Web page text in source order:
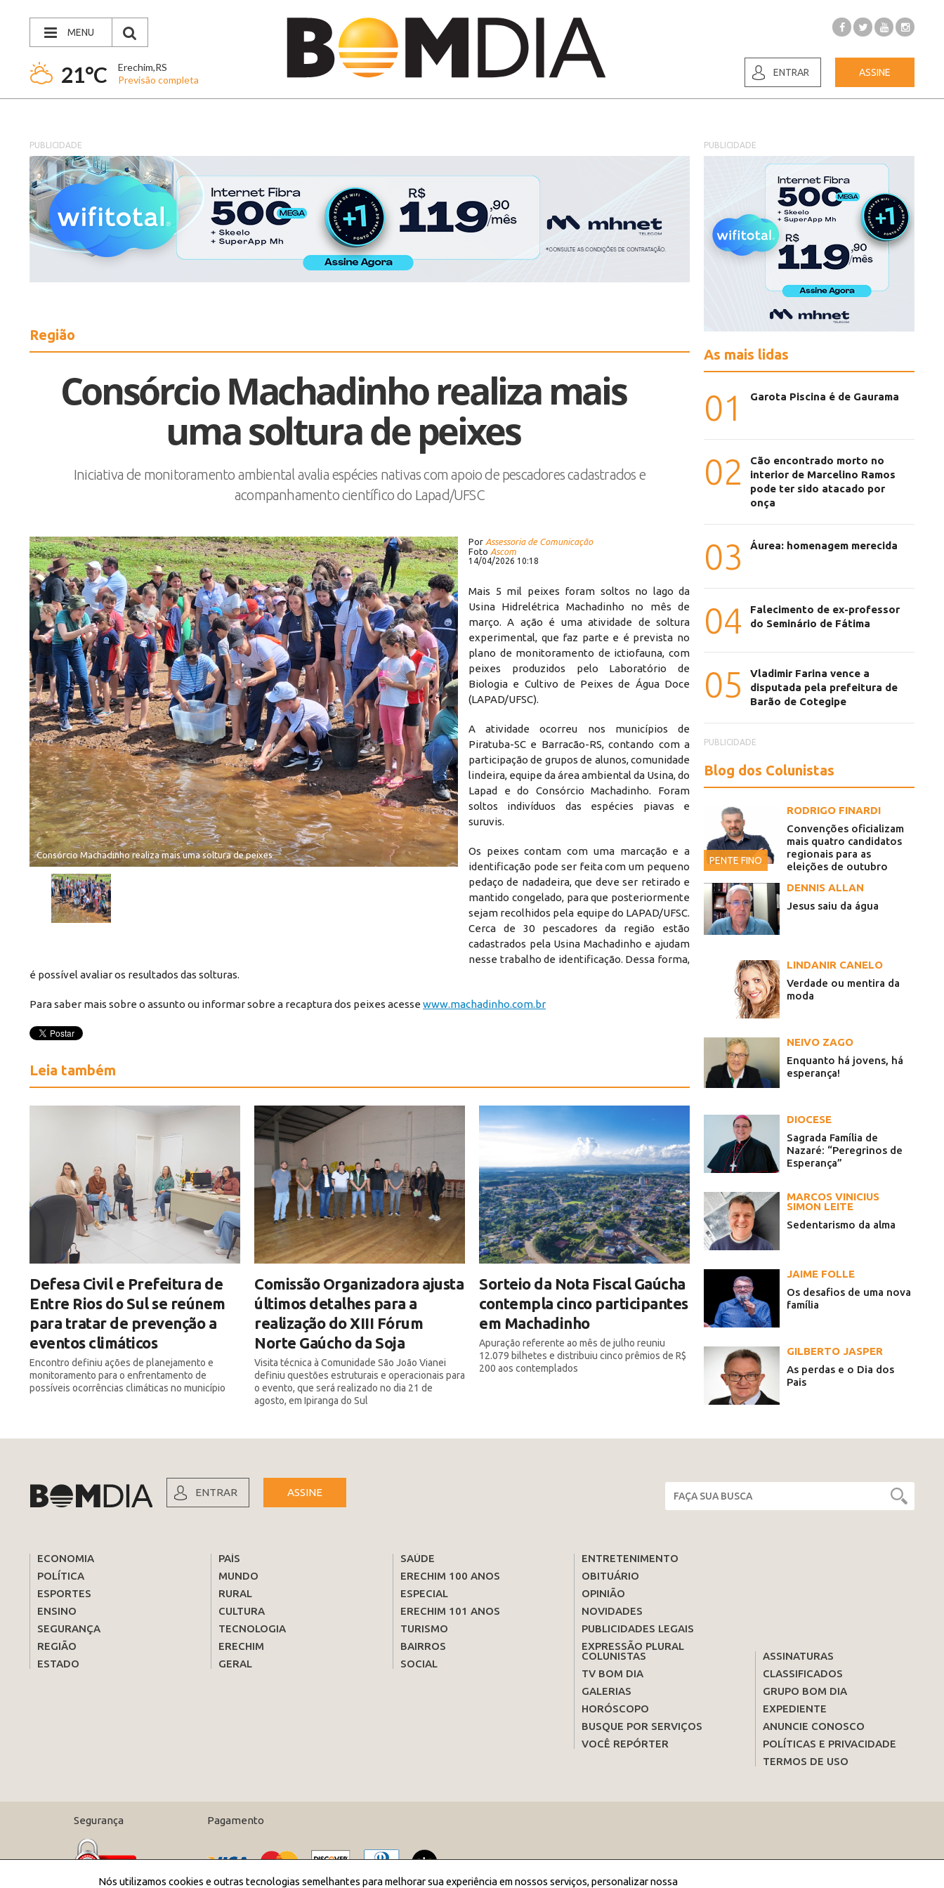
MENU
21°C
Erechim,RS
Previsão completa
ENTRAR ASSINE
PUBLICIDADE
Região
Consórcio Machadinho realiza mais
uma soltura de peixes
Iniciativa de monitoramento ambiental avalia espécies nativas com apoio de pescadores cadastrados e
acompanhamento científico do Lapad/UFSC
Consórcio Machadinho realiza mais uma soltura de peixes
Por Assessoria de Comunicação
Foto Ascom
14/04/2026 10:18
Mais 5 mil peixes foram soltos no lago da
Usina Hidrelétrica Machadinho no mês de
março. A ação é uma atividade de soltura
experimental, que faz parte e é prevista no
plano de monitoramento de ictiofauna, com
peixes produzidos pelo Laboratório de
Biologia e Cultivo de Peixes de Água Doce
(LAPAD/UFSC).
A atividade ocorreu nos municípios de
Piratuba-SC e Barracão-RS, contando com a
participação de grupos de alunos, comunidade
lindeira, equipe da área ambiental da Usina, do
Lapad e do Consórcio Machadinho. Foram
soltos indivíduos das espécies piavas e
suruvis.
Os peixes contam com uma marcação e a
identificação pode ser feita com um pequeno
pedaço de nadadeira, que deve ser retirado e
mantido congelado, para que posteriormente
sejam recolhidos pela equipe do LAPAD/UFSC.
Cerca de 30 pescadores da região estão
cadastrados pela Usina Machadinho e ajudam
nesse trabalho de identificação. Dessa forma,
é possível avaliar os resultados das solturas.
Para saber mais sobre o assunto ou informar sobre a recaptura dos peixes acesse www.machadinho.com.br
Leia também
Defesa Civil e Prefeitura de
Entre Rios do Sul se reúnem
para tratar de prevenção a
eventos climáticos
Encontro definiu ações de planejamento e
monitoramento para o enfrentamento de
possíveis ocorrências climáticas no município
Comissão Organizadora ajusta
últimos detalhes para a
realização do XIII Fórum
Norte Gaúcho da Soja
Visita técnica à Comunidade São João Vianei
definiu questões estruturais e operacionais para
o evento, que será realizado no dia 21 de
agosto, em Ipiranga do Sul
Sorteio da Nota Fiscal Gaúcha
contempla cinco participantes
em Machadinho
Apuração referente ao mês de julho reuniu
12.079 bilhetes e distribuiu cinco prêmios de R$
200 aos contemplados
PUBLICIDADE
As mais lidas
01 Garota Piscina é de Gaurama
02
Cão encontrado morto no
interior de Marcelino Ramos
pode ter sido atacado por
onça
03 Áurea: homenagem merecida
04
Falecimento de ex-professor
do Seminário de Fátima
05
Vladimir Farina vence a
disputada pela prefeitura de
Barão de Cotegipe
PUBLICIDADE
Blog dos Colunistas
PENTE FINO
RODRIGO FINARDI
Convenções oficializam
mais quatro candidatos
regionais para as
eleições de outubro
DENNIS ALLAN
Jesus saiu da água
LINDANIR CANELO
Verdade ou mentira da
moda
NEIVO ZAGO
Enquanto há jovens, há
esperança!
DIOCESE
Sagrada Família de
Nazaré: “Peregrinos de
Esperança”
MARCOS VINICIUS
SIMON LEITE
Sedentarismo da alma
JAIME FOLLE
Os desafios de uma nova
família
GILBERTO JASPER
As perdas e o Dia dos
Pais
ENTRAR ASSINE
ECONOMIA
POLÍTICA
ESPORTES
ENSINO
SEGURANÇA
REGIÃO
ESTADO
PAÍS
MUNDO
RURAL
CULTURA
TECNOLOGIA
ERECHIM
GERAL
SAÚDE
ERECHIM 100 ANOS
ESPECIAL
ERECHIM 101 ANOS
TURISMO
BAIRROS
SOCIAL
ENTRETENIMENTO
OBITUÁRIO
OPINIÃO
NOVIDADES
PUBLICIDADES LEGAIS
EXPRESSÃO PLURAL
COLUNISTAS
TV BOM DIA
GALERIAS
HORÓSCOPO
BUSQUE POR SERVIÇOS
VOCÊ REPÓRTER
ASSINATURAS
CLASSIFICADOS
GRUPO BOM DIA
EXPEDIENTE
ANUNCIE CONOSCO
POLÍTICAS E PRIVACIDADE
TERMOS DE USO
Segurança Pagamento
Nós utilizamos cookies e outras tecnologias semelhantes para melhorar sua experiência em nossos serviços, personalizar nossa